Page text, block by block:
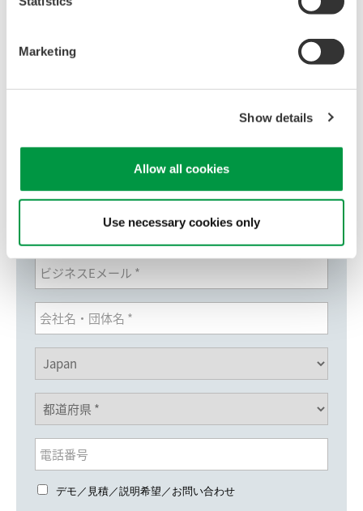
Marketing
Show details
Allow all cookies
Use necessary cookies only
FA-M3/e-RT3アプリケーション事例集
デモ／見積／説明希望／お問い合わせ